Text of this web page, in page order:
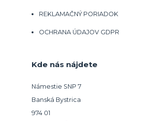
REKLAMAČNÝ PORIADOK
OCHRANA ÚDAJOV GDPR
Kde nás nájdete
Námestie SNP 7
Banská Bystrica
974 01